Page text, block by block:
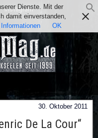
Instagram
30. Oktober 2011
De La Cour“
Dienste. Mit der
damit einverstanden,
OK